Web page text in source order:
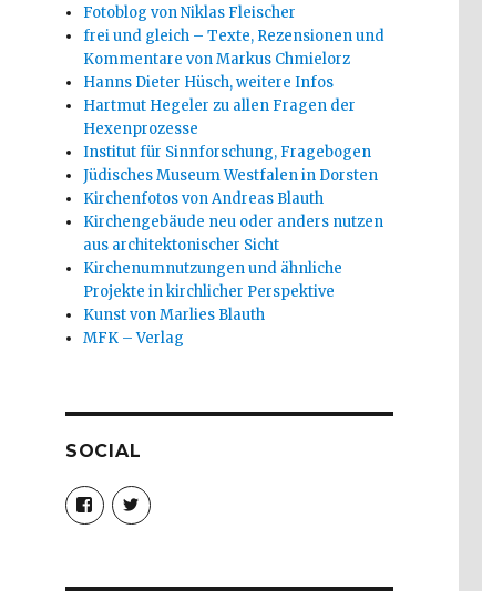
Fotoblog von Niklas Fleischer
frei und gleich – Texte, Rezensionen und
Kommentare von Markus Chmielorz
Hanns Dieter Hüsch, weitere Infos
Hartmut Hegeler zu allen Fragen der
Hexenprozesse
Institut für Sinnforschung, Fragebogen
Jüdisches Museum Westfalen in Dorsten
Kirchenfotos von Andreas Blauth
Kirchengebäude neu oder anders nutzen
aus architektonischer Sicht
Kirchenumnutzungen und ähnliche
Projekte in kirchlicher Perspektive
Kunst von Marlies Blauth
MFK – Verlag
SOCIAL
Profil
von
christoph.fleischer1
anzeigen
Profil
von
anzeigen